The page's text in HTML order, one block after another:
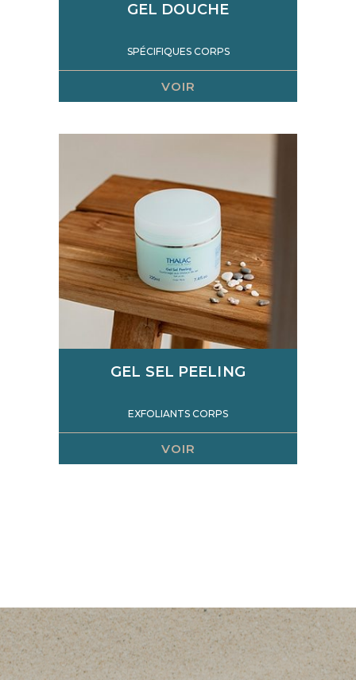
GEL DOUCHE
SPÉCIFIQUES CORPS
VOIR
GEL SEL PEELING
EXFOLIANTS CORPS
VOIR